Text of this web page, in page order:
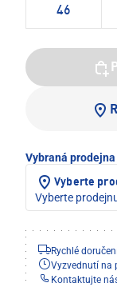
46
Vybraná prodejna
Vyberte
Vyberte
Rychlé
Vyzvednutí na
Kontaktujte